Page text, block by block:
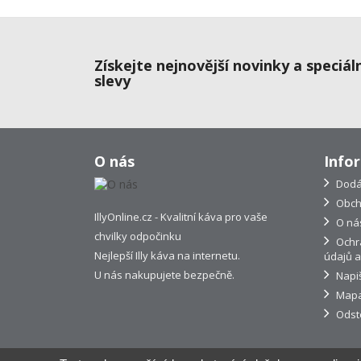
Získejte nejnovější novinky a
slevy
O nás
IllyOnline.cz - Kvalitní káva pro vaše
chvilky odpočinku
Nejlepší Illy káva na internetu.
U nás nakupujete bezpečně.
O
údajů